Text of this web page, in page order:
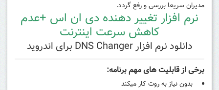
مدیران سریعا بررسی و رفع گردد.
نرم افزار تغییر دهنده دی ان اس +عدم
کاهش سرعت اینترنت
دانلود نرم افزار DNS Changer برای اندروید
برخی از قابلیت های مهم برنامه:
بدون نیاز به روت کار میکند